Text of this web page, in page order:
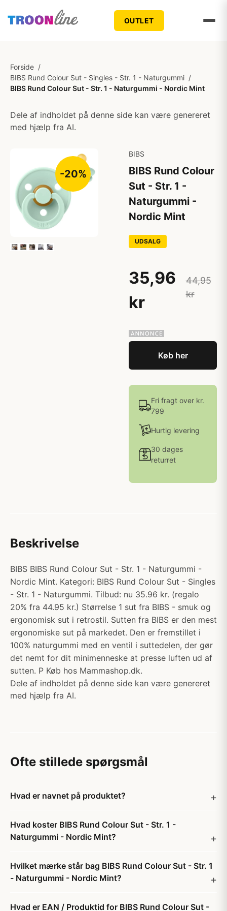
OUTLET
Forside /
BIBS Rund Colour Sut - Singles - Str. 1 - Naturgummi /
BIBS Rund Colour Sut - Str. 1 - Naturgummi - Nordic Mint
Dele af indholdet på denne side kan være genereret
med hjælp fra AI.
-20%
BIBS
BIBS Rund Colour
Sut - Str. 1 -
Naturgummi -
Nordic Mint
UDSALG
35,96
kr
44,95
kr
Køb her
Fri fragt over kr.
799
Hurtig levering
30 dages
returret
Beskrivelse
BIBS BIBS Rund Colour Sut - Str. 1 - Naturgummi -
Nordic Mint. Kategori: BIBS Rund Colour Sut - Singles
- Str. 1 - Naturgummi. Tilbud: nu 35.96 kr. (regalo
20% fra 44.95 kr.) Størrelse 1 sut fra BIBS - smuk og
ergonomisk sut i retrostil. Sutten fra BIBS er den mest
ergonomiske sut på markedet. Den er fremstillet i
100% naturgummi med en ventil i suttedelen, der gør
det nemt for dit minimenneske at presse luften ud af
sutten. P Køb hos Mammashop.dk.
Dele af indholdet på denne side kan være genereret
med hjælp fra AI.
Ofte stillede spørgsmål
Hvad er navnet på produktet?
Hvad koster BIBS Rund Colour Sut - Str. 1 -
Naturgummi - Nordic Mint?
Hvilket mærke står bag BIBS Rund Colour Sut - Str. 1
- Naturgummi - Nordic Mint?
Hvad er EAN / Produktid for BIBS Rund Colour Sut -